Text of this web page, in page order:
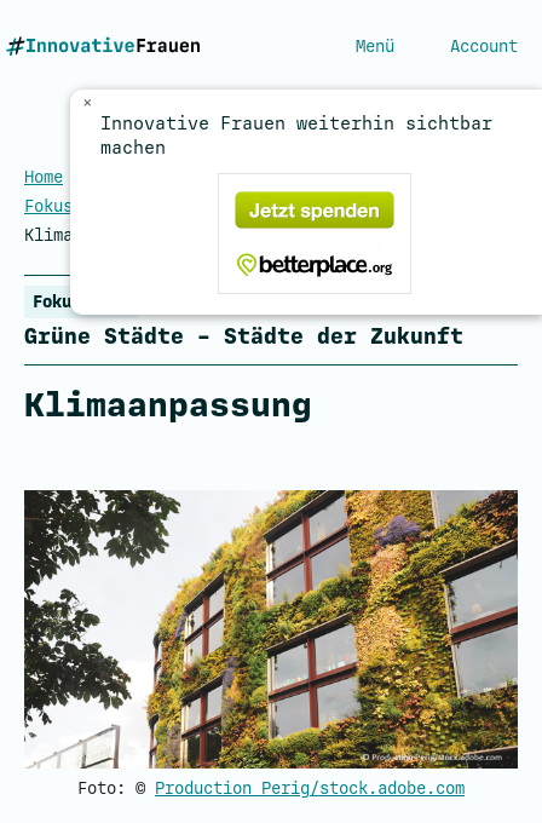
×
Innovative Frauen weiterhin sichtbar
machen
Menü Account
Home Magazin – Fokusthemen und Beiträge
Fokusthemen
Grüne Städte – Städte der Zukunft
Klimaanpassung
Fokusthema
Grüne Städte – Städte der Zukunft
Inhalt
Klimaanpassung
Foto: © Production Perig/stock.adobe.com